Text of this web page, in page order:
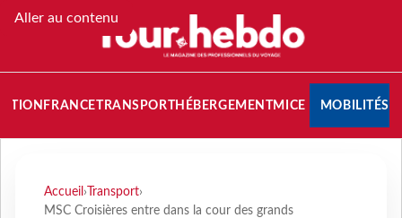
Aller au contenu
FRANCETRANSPORT HÉBERGEMENTMICE MOBILITÉS
Accueil › Transport›
MSC Croisières entre dans la cour des grands